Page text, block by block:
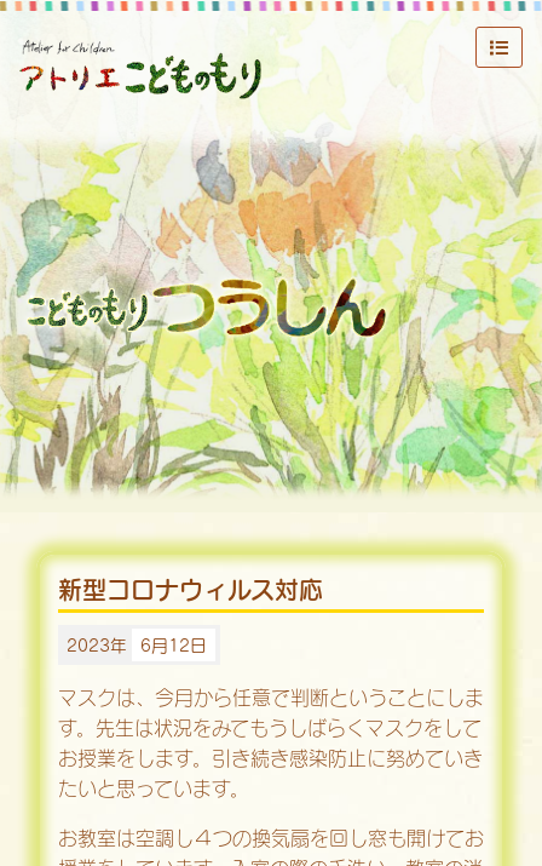
新型コロナウィルス対応
2023年 6月12日
マスクは、今月から任意で判断ということにしま
す。先生は状況をみてもうしばらくマスクをして
お授業をします。引き続き感染防止に努めていき
たいと思っています。
お教室は空調し４つの換気扇を回し窓も開けてお